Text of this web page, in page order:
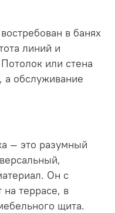
в банях
линий и
или стена
а обслуживание
— это разумный
Он с
террасе, в
щита.